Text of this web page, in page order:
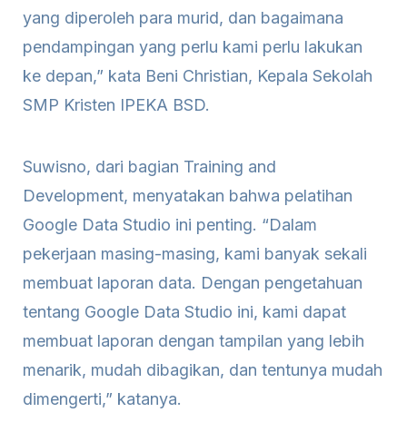
yang diperoleh para murid, dan bagaimana
pendampingan yang perlu kami perlu lakukan
ke depan,” kata Beni Christian, Kepala Sekolah
SMP Kristen IPEKA BSD.
Suwisno, dari bagian Training and
Development, menyatakan bahwa pelatihan
Google Data Studio ini penting. “Dalam
pekerjaan masing-masing, kami banyak sekali
membuat laporan data. Dengan pengetahuan
tentang Google Data Studio ini, kami dapat
membuat laporan dengan tampilan yang lebih
menarik, mudah dibagikan, dan tentunya mudah
dimengerti,” katanya.